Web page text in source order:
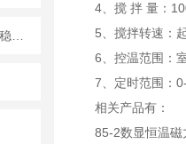
4、搅 拌 量：
5、搅拌转速：
6、控温范围：
7、定时范围：
相关产品有：
85-2数显恒温磁